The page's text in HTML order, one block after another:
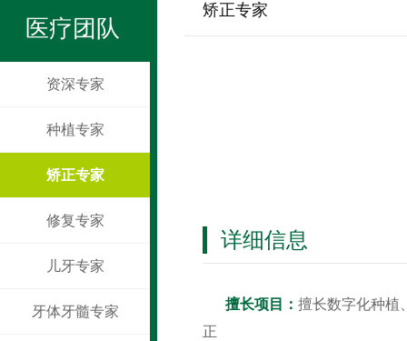
医疗团队
资深专家
种植专家
矫正专家
修复专家
儿牙专家
牙体牙髓专家
矫正专家
详细信息
擅长项目： 擅长数字化种植
正